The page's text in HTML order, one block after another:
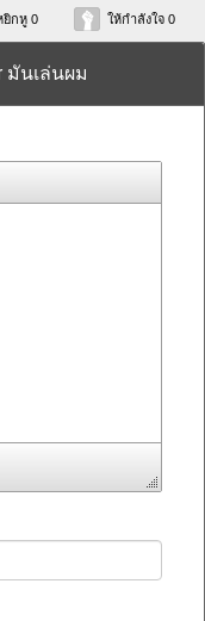
ยิกหู 0 ให้กำลังใจ 0
มันเล่นผม